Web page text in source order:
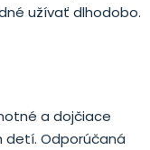
užívať dlhodobo.
a dojčiace
detí. Odporúčaná